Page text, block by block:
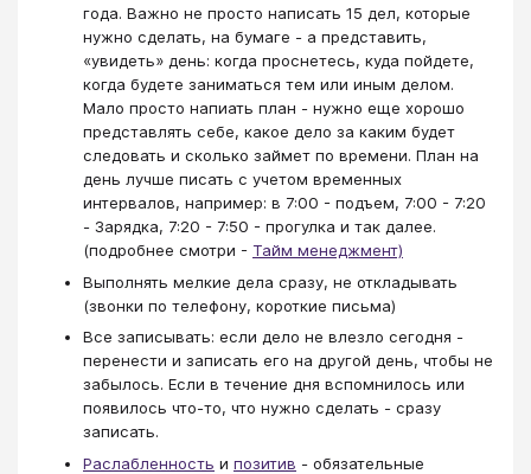
года. Важно не просто написать 15 дел, которые
нужно сделать, на бумаге - а представить,
«увидеть» день: когда проснетесь, куда пойдете,
когда будете заниматься тем или иным делом.
Мало просто напиать план - нужно еще хорошо
представлять себе, какое дело за каким будет
следовать и сколько займет по времени. План на
день лучше писать с учетом временных
интервалов, например: в 7:00 - подъем, 7:00 - 7:20
- Зарядка, 7:20 - 7:50 - прогулка и так далее.
(подробнее смотри - Тайм менеджмент)
Выполнять мелкие дела сразу, не откладывать
(звонки по телефону, короткие письма)
Все записывать: если дело не влезло сегодня -
перенести и записать его на другой день, чтобы не
забылось. Если в течение дня вспомнилось или
появилось что-то, что нужно сделать - сразу
записать.
Раслабленность и позитив - обязательные